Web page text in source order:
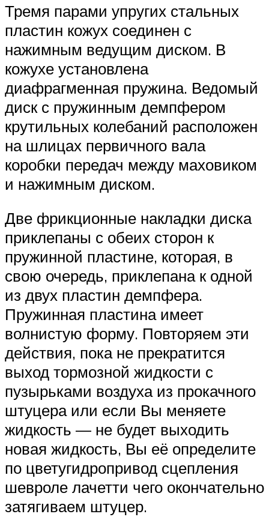
Тремя парами упругих стальных
пластин кожух соединен с
нажимным ведущим диском. В
кожухе установлена
диафрагменная пружина. Ведомый
диск с пружинным демпфером
крутильных колебаний расположен
на шлицах первичного вала
коробки передач между маховиком
и нажимным диском.
Две фрикционные накладки диска
приклепаны с обеих сторон к
пружинной пластине, которая, в
свою очередь, приклепана к одной
из двух пластин демпфера.
Пружинная пластина имеет
волнистую форму. Повторяем эти
действия, пока не прекратится
выход тормозной жидкости с
пузырьками воздуха из прокачного
штуцера или если Вы меняете
жидкость — не будет выходить
новая жидкость, Вы её определите
по цветугидропривод сцепления
шевроле лачетти чего окончательно
затягиваем штуцер.